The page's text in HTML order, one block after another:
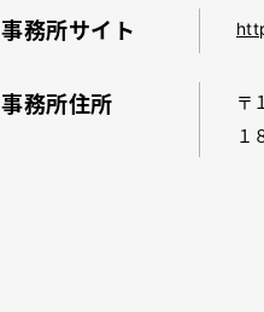
事務所サイト
事務所住所
〒
１